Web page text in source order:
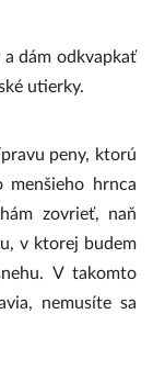
dám odkvapkať
utierky.
peny, ktorú
menšieho hrnca
zovrieť, naň
v ktorej budem
V takomto
nemusíte sa